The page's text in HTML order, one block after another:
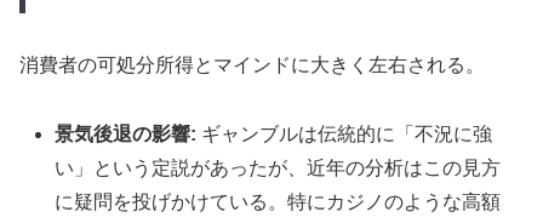
消費者の可処分所得とマインドに大きく左右される。
景気後退の影響: ギャンブルは伝統的に「不況に強
い」という定説があったが、近年の分析はこの見方
に疑問を投げかけている。特にカジノのような高額